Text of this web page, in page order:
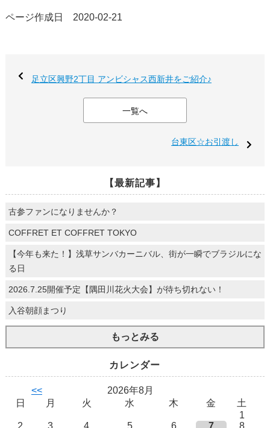
ページ作成日 2020-02-21
足立区興野2丁目 アンビシャス西新井をご紹介♪
一覧へ
台東区☆お引渡し
【最新記事】
古参ファンになりませんか？
COFFRET ET COFFRET TOKYO
【今年も来た！】浅草サンバカーニバル、街が一瞬でブラジルにな
る日
2026.7.25開催予定【隅田川花火大会】が待ち切れない！
入谷朝顔まつり
もっとみる
カレンダー
<<
2026年8月
日
月 火 水 木 金
土
1